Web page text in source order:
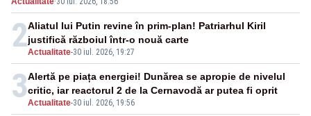
făcut senzație
2Actualitate-30 iul. 2026, 19:27
Aliatul lui Putin revine în prim-plan! Patriarhul Kiril
justifică războiul într-o nouă carte
3Actualitate-30 iul. 2026, 19:56
Alertă pe piața energiei! Dunărea se apropie de nivelul
critic, iar reactorul 2 de la Cernavodă ar putea fi oprit